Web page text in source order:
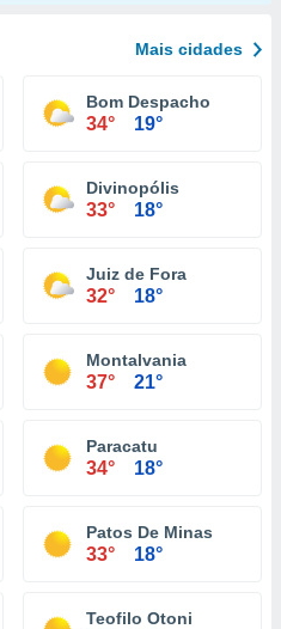
Mais cidades
Bom Despacho
34° 19°
Divinopólis
33° 18°
Juiz de Fora
32° 18°
Montalvania
37° 21°
Paracatu
34° 18°
Patos De Minas
33° 18°
Teofilo Otoni